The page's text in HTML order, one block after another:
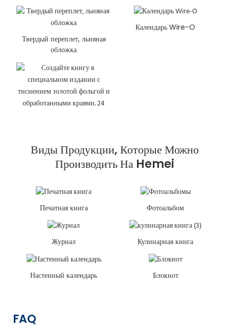
Твердый переплет, льняная
обложка
Календарь Wire-O
Виды Продукции, Которые Можно
Производить На Hemei
Печатная книга Фотоальбом
Журнал Кулинарная книга
Настенный календарь Блокнот
FAQ